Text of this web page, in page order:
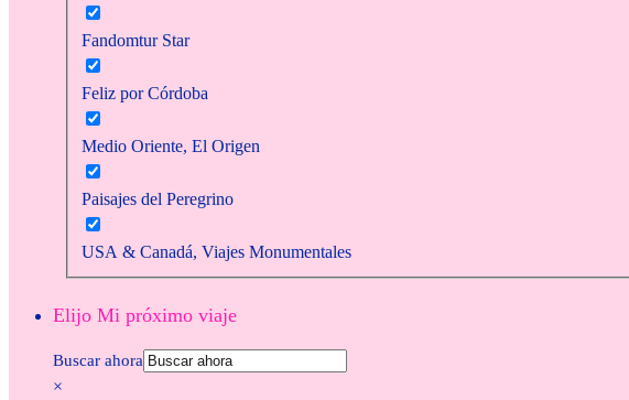
Fandomtur Star
Feliz por Córdoba
Medio Oriente, El Origen
Paisajes del Peregrino
USA & Canadá, Viajes Monumentales
Elijo Mi próximo viaje
Buscar ahora
×